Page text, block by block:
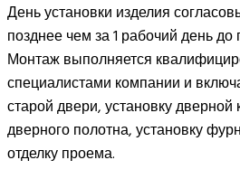
День установки изделия
позднее чем за 1 рабочий день
Монтаж выполняется
специалистами компании и
старой двери, установку
дверного полотна, установку
отделку проема.